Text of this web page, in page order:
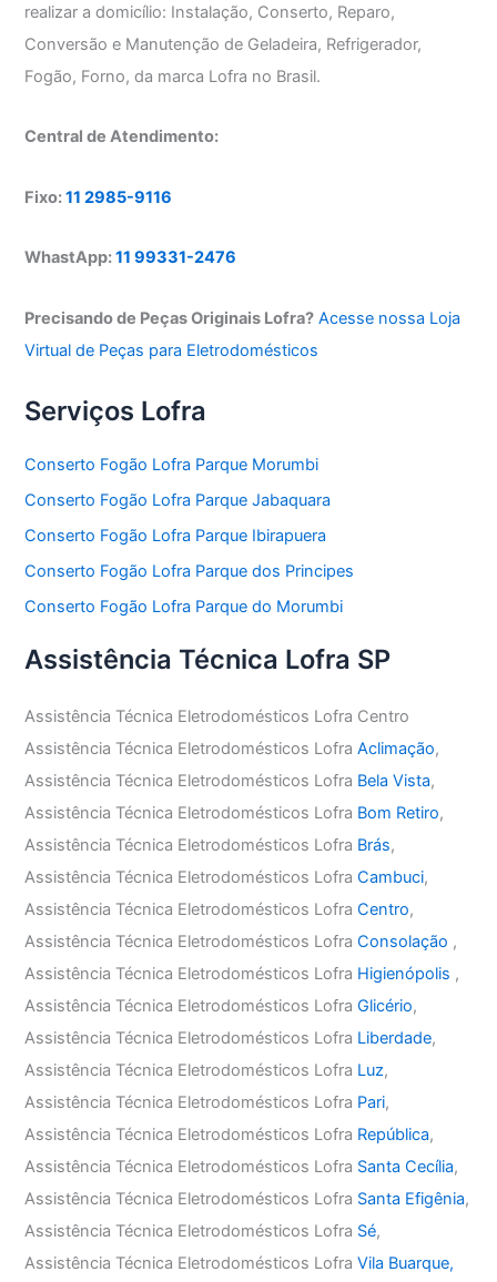
realizar a domicílio: Instalação, Conserto, Reparo,
Conversão e Manutenção de Geladeira, Refrigerador,
Fogão, Forno, da marca Lofra no Brasil.
Central de Atendimento:
Fixo:11 2985-9116
WhastApp:11 99331-2476
Precisando de Peças Originais Lofra? Acesse nossa Loja
Virtual de Peças para Eletrodomésticos
Serviços Lofra
Conserto Fogão Lofra Parque Morumbi
Conserto Fogão Lofra Parque Jabaquara
Conserto Fogão Lofra Parque Ibirapuera
Conserto Fogão Lofra Parque dos Principes
Conserto Fogão Lofra Parque do Morumbi
Assistência Técnica Lofra SP
Assistência Técnica Eletrodomésticos Lofra Centro
Assistência Técnica Eletrodomésticos LofraAclimação,
Assistência Técnica Eletrodomésticos Lofra Bela Vista,
Assistência Técnica Eletrodomésticos Lofra Bom Retiro,
Assistência Técnica Eletrodomésticos Lofra Brás,
Assistência Técnica Eletrodomésticos LofraCambuci,
Assistência Técnica Eletrodomésticos LofraCentro,
Assistência Técnica Eletrodomésticos LofraConsolação ,
Assistência Técnica Eletrodomésticos Lofra Higienópolis ,
Assistência Técnica Eletrodomésticos LofraGlicério,
Assistência Técnica Eletrodomésticos Lofra Liberdade,
Assistência Técnica Eletrodomésticos Lofra Luz,
Assistência Técnica Eletrodomésticos Lofra Pari,
Assistência Técnica Eletrodomésticos Lofra República,
Assistência Técnica Eletrodomésticos Lofra Santa Cecília,
Assistência Técnica Eletrodomésticos Lofra Santa Efigênia,
Assistência Técnica Eletrodomésticos Lofra Sé,
Assistência Técnica Eletrodomésticos LofraVila Buarque,